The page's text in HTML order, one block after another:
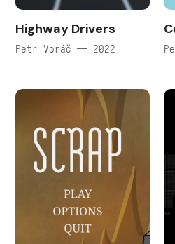
Highway Drivers
Petr Voráč — 2022